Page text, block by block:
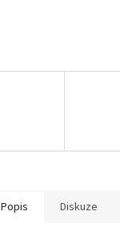
Popis Diskuze